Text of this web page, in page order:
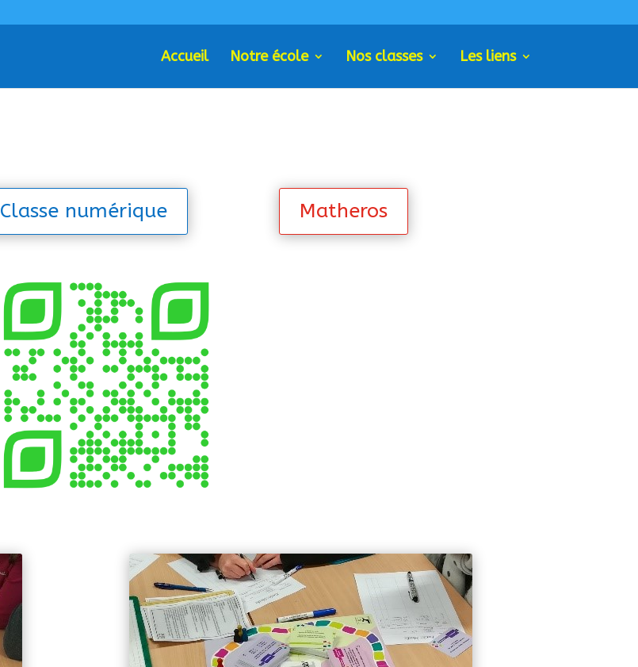
Accueil Notre école Nos classes Les liens
Classe numérique Matheros